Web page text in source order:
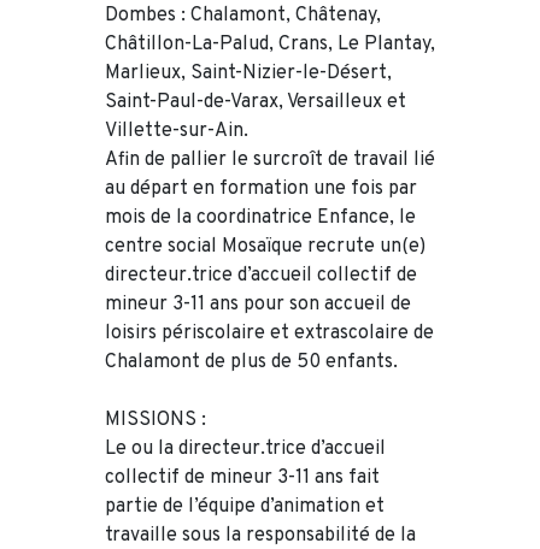
Dombes : Chalamont, Châtenay,
Châtillon-La-Palud, Crans, Le Plantay,
Marlieux, Saint-Nizier-le-Désert,
Saint-Paul-de-Varax, Versailleux et
Villette-sur-Ain.
Afin de pallier le surcroît de travail lié
au départ en formation une fois par
mois de la coordinatrice Enfance, le
centre social Mosaïque recrute un(e)
directeur.trice d’accueil collectif de
mineur 3-11 ans pour son accueil de
loisirs périscolaire et extrascolaire de
Chalamont de plus de 50 enfants.
MISSIONS :
Le ou la directeur.trice d’accueil
collectif de mineur 3-11 ans fait
partie de l’équipe d’animation et
travaille sous la responsabilité de la